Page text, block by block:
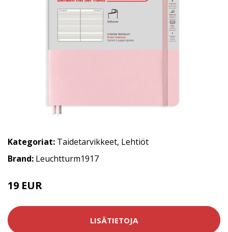
Kategoriat: Taidetarvikkeet, Lehtiöt
Brand: Leuchtturm1917
19 EUR
LISÄTIETOJA